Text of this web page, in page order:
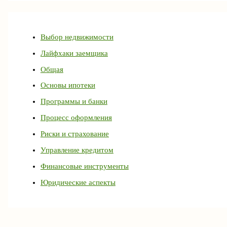
Выбор недвижимости
Лайфхаки заемщика
Общая
Основы ипотеки
Программы и банки
Процесс оформления
Риски и страхование
Управление кредитом
Финансовые инструменты
Юридические аспекты